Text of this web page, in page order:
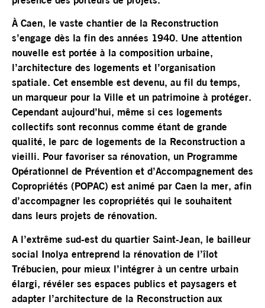
À Caen, le vaste chantier de la Reconstruction
s’engage dès la fin des années 1940. Une attention
nouvelle est portée à la composition urbaine,
l’architecture des logements et l’organisation
spatiale. Cet ensemble est devenu, au fil du temps,
un marqueur pour la Ville et un patrimoine à protéger.
Cependant aujourd’hui, même si ces logements
collectifs sont reconnus comme étant de grande
qualité, le parc de logements de la Reconstruction a
vieilli. Pour favoriser sa rénovation, un Programme
Opérationnel de Prévention et d’Accompagnement des
Copropriétés (POPAC) est animé par Caen la mer, afin
d’accompagner les copropriétés qui le souhaitent
dans leurs projets de rénovation.
A l’extrême sud-est du quartier Saint-Jean, le bailleur
social Inolya entreprend la rénovation de l’îlot
Trébucien, pour mieux l’intégrer à un centre urbain
élargi, révéler ses espaces publics et paysagers et
adapter l’architecture de la Reconstruction aux